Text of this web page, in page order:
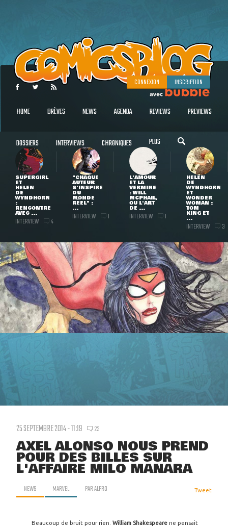
CONNEXION INSCRIPTION
HOME BRÈVES NEWS AGENDA REVIEWS PREVIEWS
DOSSIERS INTERVIEWS CHRONIQUES PLUS
SUPERGIRL
ET
HELEN
DE
WYNDHORN
:
RENCONTRE
AVEC ...
INTERVIEW 4
"CHAQUE
AUTEUR
S'INSPIRE
DU
MONDE
RÉEL" :
...
INTERVIEW 1
L'AMOUR
ET LA
VERMINE
: WILL
MCPHAIL,
OU L'ART
DE ...
INTERVIEW 1
HELEN
DE
WYNDHORN
ET
WONDER
WOMAN :
TOM
KING ET
...
INTERVIEW 3
25 SEPTEMBRE 2014 - 11:19 23
AXEL ALONSO NOUS PREND
POUR DES BILLES SUR
L'AFFAIRE MILO MANARA
NEWS MARVEL PARALFRO Tweet
Beaucoup de bruit pour rien. William Shakespeare ne pensait